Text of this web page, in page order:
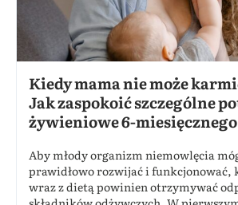
Kiedy mama nie może
Jak zaspokoić szczególne
żywieniowe 6-
Aby młody organizm niemowlęcia
prawidłowo rozwijać i funkcjonować,
wraz z dietą powinien otrzymywać